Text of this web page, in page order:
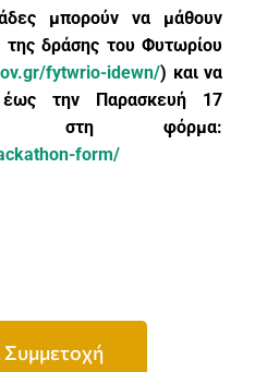
μπορούν να μάθουν
της δράσης του Φυτωρίου
fytwrio-idewn/) και να
την Παρασκευή 17
στη φόρμα:
form/